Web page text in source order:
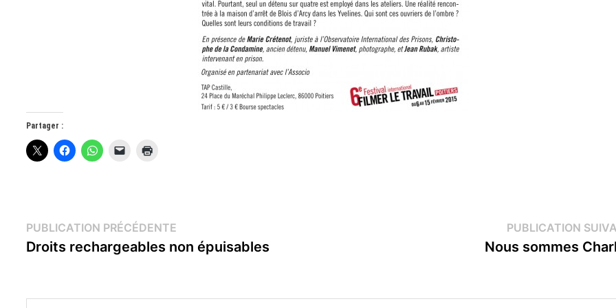
Partager :
Navigation
de
PUBLICATION PRÉCÉDENTE
précédente :
Droits rechargeables non épuisables
PUBLICATION
Nous sommes